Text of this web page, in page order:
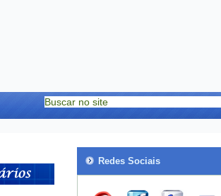
Redes Sociais